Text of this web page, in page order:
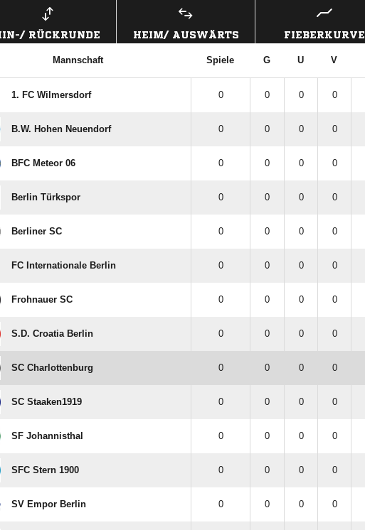
RÜCKRUNDE HEIM/ AUSWÄRTS FIEBERKURVE
Mannschaft Spiele G U V
1. FC Wilmersdorf 0 0 0 0
B.W. Hohen Neuendorf 0 0 0 0
BFC Meteor 06 0 0 0 0
Berlin Türkspor 0 0 0 0
Berliner SC 0 0 0 0
FC Internationale Berlin 0 0 0 0
Frohnauer SC 0 0 0 0
S.D. Croatia Berlin 0 0 0 0
SC Charlottenburg 0 0 0 0
SC Staaken1919 0 0 0 0
SF Johannisthal 0 0 0 0
SFC Stern 1900 0 0 0 0
SV Empor Berlin 0 0 0 0